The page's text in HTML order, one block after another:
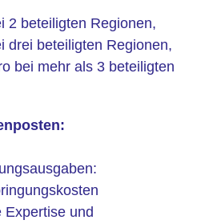
2 beteiligten Regionen,
drei beteiligten Regionen,
bei mehr als 3 beteiligten
Expertise und